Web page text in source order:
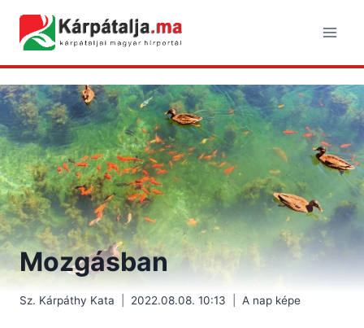
content
Mozgásban
Sz. Kárpáthy Kata 2022.08.08. 10:13 A nap képe